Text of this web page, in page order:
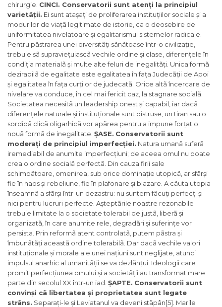
chirurgie. CINCI. Conservatorii sunt atenți la principiul
varietãții. Ei sunt atașați de proliferarea instituțiilor sociale și a
modurilor de viațã legitimate de istorie, ca o deosebire de
uniformitatea nivelatoare și egalitarismul sistemelor radicale.
Pentru pãstrarea unei diversitãți sãnãtoase într-o civilizație,
trebuie sã supraviețuiascã vechile ordine și clase, diferențele în
condiția materialã și multe alte feluri de inegalitãți. Unica formã
dezirabilã de egalitate este egalitatea în fața Judecãții de Apoi
și egalitatea în fața curților de judecatã. Orice altã încercare de
nivelare va conduce, în cel mai fericit caz, la stagnare socialã.
Societatea necesitã un leadership onest și capabil, iar dacã
diferențele naturale și instituționale sunt distruse, un tiran sau o
sordidã clicã oligarhicã vor apãrea pentru a impune forțat o
nouã formã de inegalitate. ȘASE. Conservatorii sunt
moderați de principiul imperfecției. Natura umanã suferã
iremediabil de anumite imperfecțiuni; de aceea omul nu poate
crea o ordine socialã perfectã. Din cauza firii sale
schimbãtoare, omenirea, sub orice dominație utopicã, ar sfârși
fie în haos și rebeliune, fie în plafonare și blazare. A cãuta utopia
înseamnã a sfârși într-un dezastru: nu suntem fãcuți perfecți și
nici pentru lucruri perfecte. Așteptãrile noastre rezonabile
trebuie limitate la o societate tolerabil de justã, liberã și
organizatã, în care anumite rele, degradãri și suferințe vor
persista. Prin reformã atent controlatã, putem pãstra și
îmbunãtãți aceastã ordine tolerabilã. Dar dacã vechile valori
instituționale și morale ale unei națiuni sunt neglijate, atunci
impulsul anarhic al umanitãții se va dezlãnțui. Ideologii care
promit perfecțiunea omului și a societãții au transformat mare
parte din secolul XX într-un iad. ȘAPTE. Conservatorii sunt
convinși cã libertatea și proprietatea sunt legate
strâns. Separați-le și Leviatanul va deveni stãpân[5]. Marile